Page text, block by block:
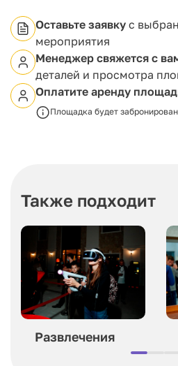
Оставьте заявку с
мероприятия
Менеджер свяжется с
деталей и просмотра
Оплатите аренду
Площадка будет
Также подходит
Развлечения